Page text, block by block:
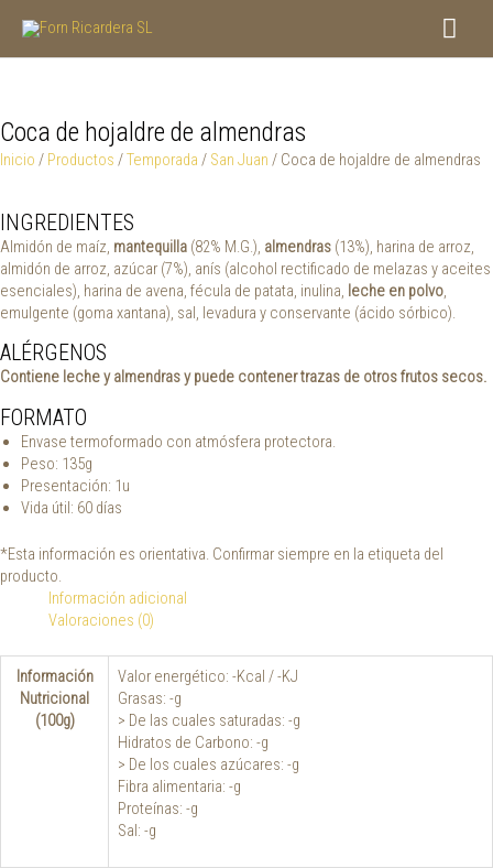
contenido
Coca de hojaldre de almendras
Inicio / Productos /Temporada / San Juan / Coca de hojaldre de almendras
INGREDIENTES
Almidón de maíz, mantequilla (82% M.G.), almendras (13%), harina de arroz,
almidón de arroz, azúcar (7%), anís (alcohol rectificado de melazas y aceites
esenciales), harina de avena, fécula de patata, inulina, leche en polvo,
emulgente (goma xantana), sal, levadura y conservante (ácido sórbico).
ALÉRGENOS
Contiene leche y almendras y puede contener trazas de otros frutos secos.
FORMATO
Envase termoformado con atmósfera protectora.
Peso: 135g
Presentación: 1u
Vida útil: 60 días
*Esta información es orientativa. Confirmar siempre en la etiqueta del
producto.
Información adicional
Valoraciones (0)
Información
Nutricional
(100g)
Valor energético: -Kcal / -KJ
Grasas: -g
> De las cuales saturadas: -g
Hidratos de Carbono: -g
> De los cuales azúcares: -g
Fibra alimentaria: -g
Proteínas: -g
Sal: -g